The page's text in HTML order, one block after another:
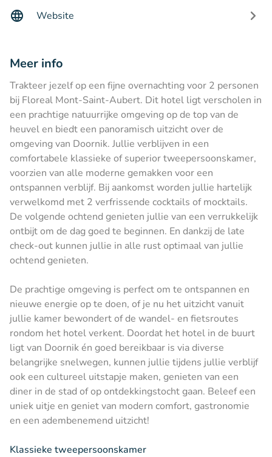
Website
Meer info
Trakteer jezelf op een fijne overnachting voor 2 personen
bij Floreal Mont-Saint-Aubert. Dit hotel ligt verscholen in
een prachtige natuurrijke omgeving op de top van de
heuvel en biedt een panoramisch uitzicht over de
omgeving van Doornik. Jullie verblijven in een
comfortabele klassieke of superior tweepersoonskamer,
voorzien van alle moderne gemakken voor een
ontspannen verblijf. Bij aankomst worden jullie hartelijk
verwelkomd met 2 verfrissende cocktails of mocktails.
De volgende ochtend genieten jullie van een verrukkelijk
ontbijt om de dag goed te beginnen. En dankzij de late
check-out kunnen jullie in alle rust optimaal van jullie
ochtend genieten.
De prachtige omgeving is perfect om te ontspannen en
nieuwe energie op te doen, of je nu het uitzicht vanuit
jullie kamer bewondert of de wandel- en fietsroutes
rondom het hotel verkent. Doordat het hotel in de buurt
ligt van Doornik én goed bereikbaar is via diverse
belangrijke snelwegen, kunnen jullie tijdens jullie verblijf
ook een cultureel uitstapje maken, genieten van een
diner in de stad of op ontdekkingstocht gaan. Beleef een
uniek uitje en geniet van modern comfort, gastronomie
en een adembenemend uitzicht!
Klassieke tweepersoonskamer